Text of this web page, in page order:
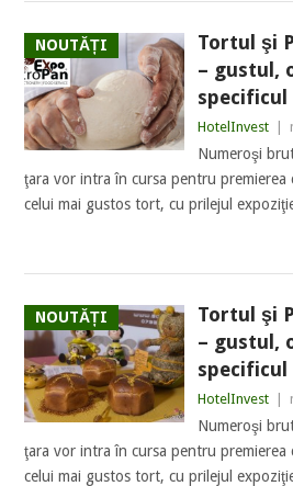
NOUTĂȚI
Tortul şi
– gustul,
specificul
HotelInvest
Numeroşi
ţara vor intra în cursa pentru premierea
celui mai gustos tort, cu prilejul
NOUTĂȚI
Tortul şi
– gustul,
specificul
HotelInvest
Numeroşi
ţara vor intra în cursa pentru premierea
celui mai gustos tort, cu prilejul